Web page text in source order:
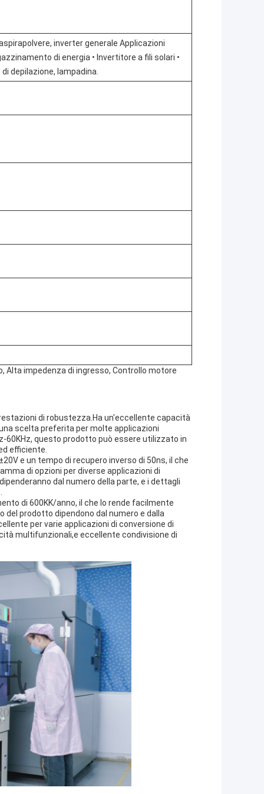
inverter generale Applicazioni
di energia • Invertitore a fili solari •
depilazione, lampadina.
Alta impedenza di ingresso, Controllo motore
di robustezza.Ha un'eccellente capacità
scelta preferita per molte applicazioni
60KHz, questo prodotto può essere utilizzato in
efficiente.
e un tempo di recupero inverso di 50ns, il che
di opzioni per diverse applicazioni di
dal numero della parte, e i dettagli
di 600KK/anno, il che lo rende facilmente
del prodotto dipendono dal numero e dalla
per varie applicazioni di conversione di
multifunzionali,e eccellente condivisione di